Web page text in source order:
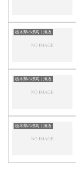
栃木県の標高｜海抜
栃木県の標高｜海抜
栃木県の標高｜海抜